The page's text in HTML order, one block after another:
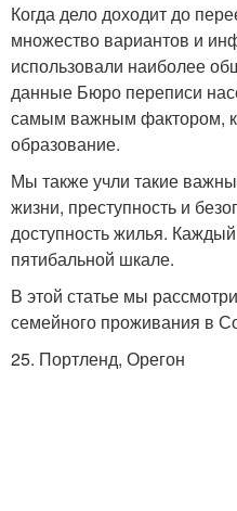
Когда дело доходит до
множество вариантов и
использовали наиболее
данные Бюро переписи
самым важным фактором,
образование.
Мы также учли такие
жизни, преступность и
доступность жилья.
пятибальной шкале.
В этой статье мы
семейного проживания в
25. Портленд, Орегон